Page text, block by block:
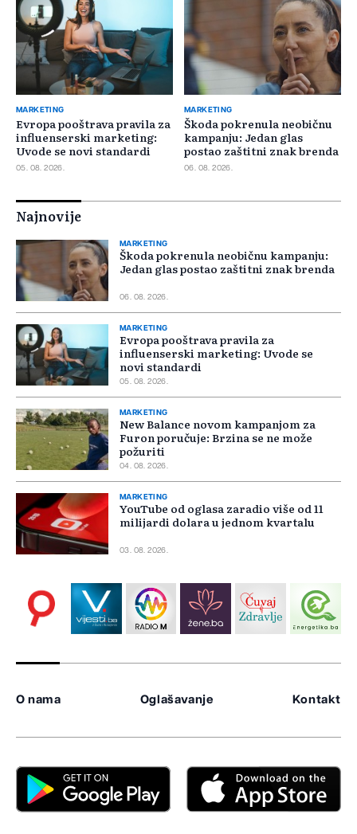
MARKETING
Evropa pooštrava pravila za
influenserski marketing:
Uvode se novi standardi
05. 08. 2026.
MARKETING
Škoda pokrenula neobičnu
kampanju: Jedan glas
postao zaštitni znak brenda
06. 08. 2026.
Najnovije
MARKETING
Škoda pokrenula neobičnu kampanju:
Jedan glas postao zaštitni znak brenda
06. 08. 2026.
MARKETING
Evropa pooštrava pravila za
influenserski marketing: Uvode se
novi standardi
05. 08. 2026.
MARKETING
New Balance novom kampanjom za
Furon poručuje: Brzina se ne može
požuriti
04. 08. 2026.
MARKETING
YouTube od oglasa zaradio više od 11
milijardi dolara u jednom kvartalu
03. 08. 2026.
O nama Oglašavanje Kontakt